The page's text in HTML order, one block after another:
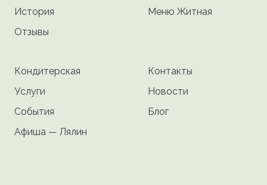
История
Отзывы
Меню Житная
Кондитерская
Услуги
События
Афиша — Лялин
Контакты
Новости
Блог